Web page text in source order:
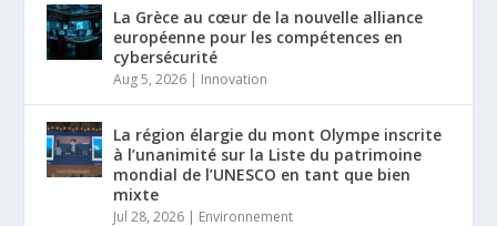
La Grèce au cœur de la nouvelle alliance
européenne pour les compétences en
cybersécurité
Aug 5, 2026 | Innovation
La région élargie du mont Olympe inscrite
à l’unanimité sur la Liste du patrimoine
mondial de l’UNESCO en tant que bien
mixte
Jul 28, 2026 | Environnement